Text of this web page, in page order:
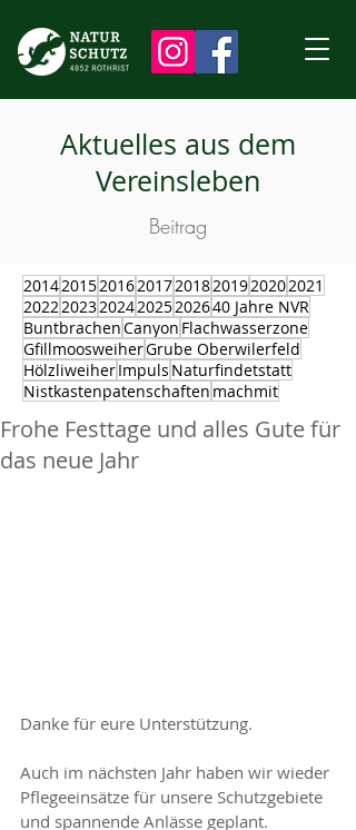
Aktuelles aus dem
Vereinsleben
Beitrag
20142015201620172018201920202021
2022202320242025202640 Jahre NVR
BuntbrachenCanyon Flachwasserzone
GfillmoosweiherGrube Oberwilerfeld
HölzliweiherImpuls Naturfindetstatt
Nistkastenpatenschaften machmit
Frohe Festtage und alles Gute für
das neue Jahr
Danke für eure Unterstützung.
Auch im nächsten Jahr haben wir wieder
Pflegeeinsätze für unsere Schutzgebiete
und spannende Anlässe geplant.